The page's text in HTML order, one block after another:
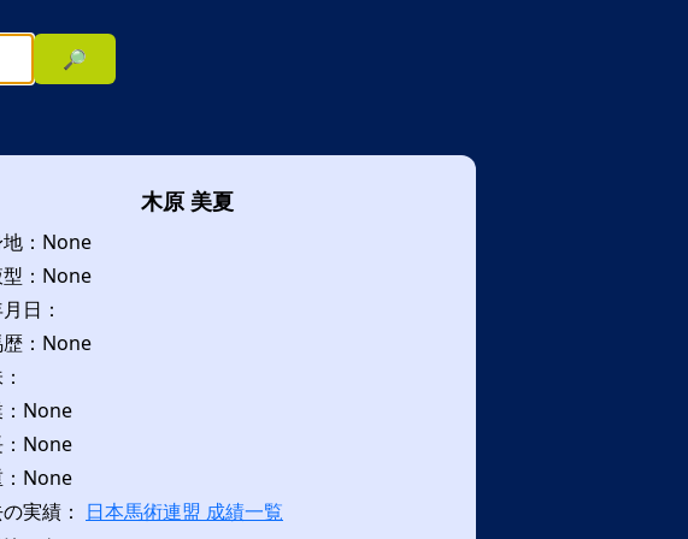
🔎
木原 美夏
地：None
型：None
日：
：None
None
None
None
実績： 日本馬術連盟 成績一覧